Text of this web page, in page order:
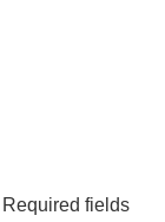
Required fields